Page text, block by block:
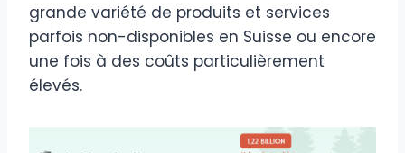
grande variété de produits et services
parfois non-disponibles en Suisse ou encore
une fois à des coûts particulièrement
élevés.